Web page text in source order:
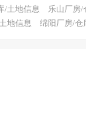
/土地信息
乐山厂房/
地信息 绵阳厂房/仓